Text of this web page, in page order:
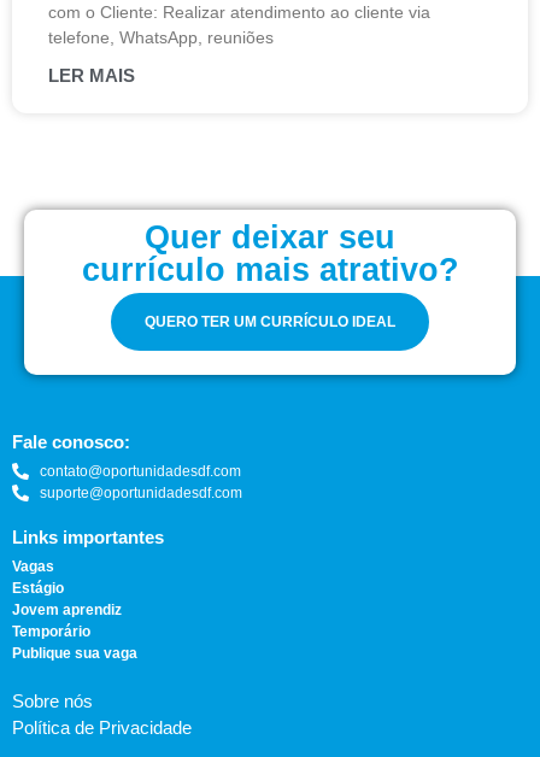
com o Cliente: Realizar atendimento ao cliente via
telefone, WhatsApp, reuniões
LER MAIS
Quer deixar seu
currículo mais atrativo?
QUERO TER UM CURRÍCULO IDEAL
Fale conosco:
contato@oportunidadesdf.com
suporte@oportunidadesdf.com
Links importantes
Vagas
Estágio
Jovem aprendiz
Temporário
Publique sua vaga
Sobre nós
Política de Privacidade